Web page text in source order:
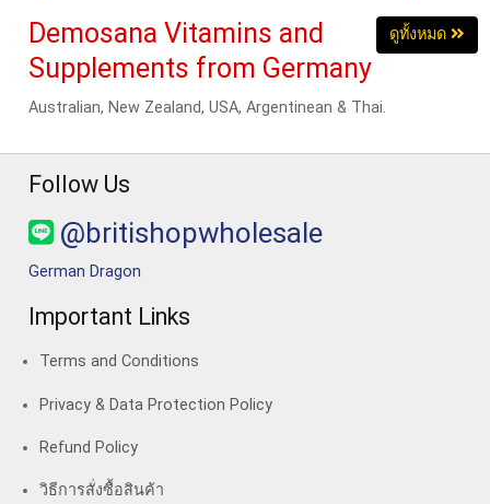
ดูทั้งหมด
Demosana Vitamins and
Supplements from Germany
Australian, New Zealand, USA, Argentinean & Thai.
Follow Us
@britishopwholesale
German Dragon
Important Links
Terms and Conditions
Privacy & Data Protection Policy
Refund Policy
วิธีการสั่งซื้อสินค้า